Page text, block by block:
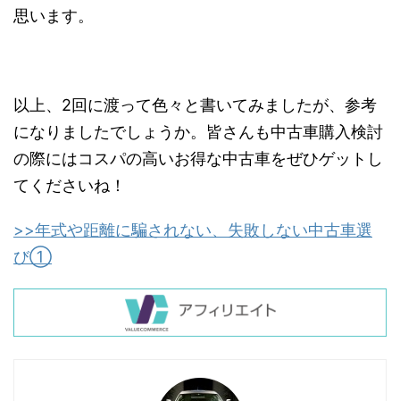
思います。
以上、2回に渡って色々と書いてみましたが、参考
になりましたでしょうか。皆さんも中古車購入検討
の際にはコスパの高いお得な中古車をぜひゲットし
てくださいね！
>>年式や距離に騙されない、失敗しない中古車選
び①